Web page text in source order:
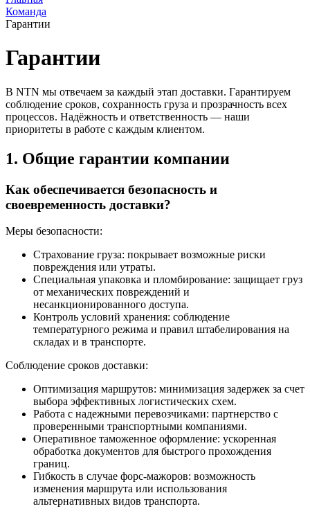
Команда
Гарантии
Гарантии
В NTN мы отвечаем за каждый этап доставки. Гарантируем
соблюдение сроков, сохранность груза и прозрачность всех
процессов. Надёжность и ответственность — наши
приоритеты в работе с каждым клиентом.
1. Общие гарантии компании
Как обеспечивается безопасность и
своевременность доставки?
Меры безопасности:
Страхование груза: покрывает возможные риски
повреждения или утраты.
Специальная упаковка и пломбирование: защищает груз
от механических повреждений и
несанкционированного доступа.
Контроль условий хранения: соблюдение
температурного режима и правил штабелирования на
складах и в транспорте.
Соблюдение сроков доставки:
Оптимизация маршрутов: минимизация задержек за счет
выбора эффективных логистических схем.
Работа с надежными перевозчиками: партнерство с
проверенными транспортными компаниями.
Оперативное таможенное оформление: ускоренная
обработка документов для быстрого прохождения
границ.
Гибкость в случае форс-мажоров: возможность
изменения маршрута или использования
альтернативных видов транспорта.